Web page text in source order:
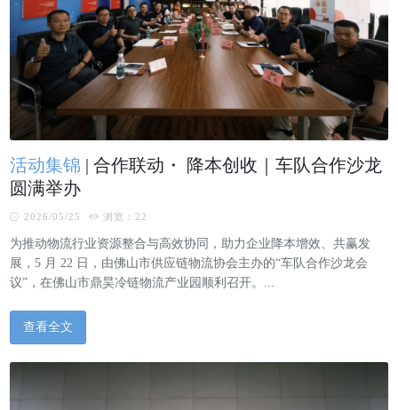
活动集锦 |合作联动・ 降本创收｜车队合作沙龙
圆满举办
2026/05/25 浏览：22
为推动物流行业资源整合与高效协同，助力企业降本增效、共赢发
展，5 月 22 日，由佛山市供应链物流协会主办的“车队合作沙龙会
议”，在佛山市鼎昊冷链物流产业园顺利召开。...
查看全文